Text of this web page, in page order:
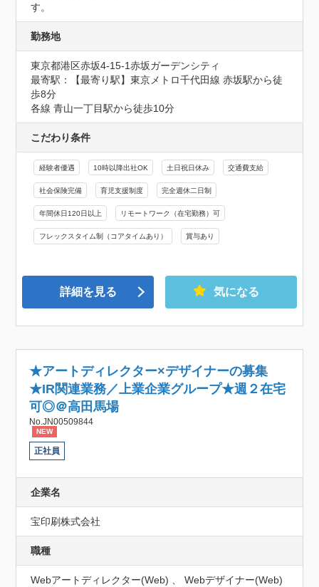
す。
勤務地
東京都港区赤坂4-15-1赤坂ガーデンシティ
最寄駅：【最寄り駅】東京メトロ千代田線 赤坂駅から徒
歩8分
各線 青山一丁目駅から徒歩10分
こだわり条件
経験者優遇 10時以降出社OK 土日祝日休み 交通費支給
社会保険完備 育児支援制度 完全週休二日制
年間休日120日以上 リモートワーク（在宅勤務）可
フレックスタイム制（コアタイムあり） 賞与あり
詳細を見る 気になる
★アートディレクター×デザイナーの募集
★IR関連業務／上業企業グループ★週２在宅
可◎＠高田馬場
No.JN00509844
NEW
正社員
企業名
宝印刷株式会社
職種
Webアートディレクター(Web) 、 Webデザイナー(Web)